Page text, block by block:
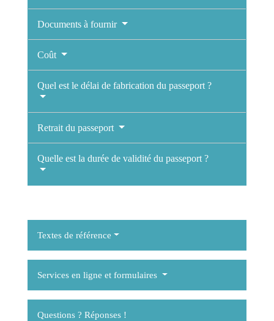
Documents à fournir
Coût
Quel est le délai de fabrication du passeport ?
Retrait du passeport
Quelle est la durée de validité du passeport ?
Textes de référence
Services en ligne et formulaires
Questions ? Réponses !